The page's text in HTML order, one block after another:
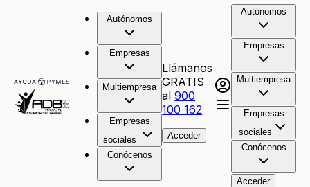
Autónomos
Empresas
Multiempresa
Empresas
sociales
Conócenos
Llámanos
GRATIS
al900
100 162
Acceder
Autónomos
Empresas
Multiempresa
Empresas
sociales
Conócenos
Acceder